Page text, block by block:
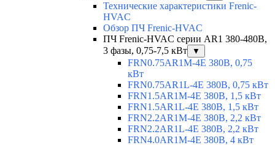
Технические характеристики Frenic-
HVAC
Обзор ПЧ Frenic-HVAC
ПЧ Frenic-HVAC серии AR1 380-480В,
3 фазы, 0,75-7,5 кВт
▼
FRN0.75AR1M-4E 380В, 0,75
кВт
FRN0.75AR1L-4E 380В, 0,75 кВт
FRN1.5AR1M-4E 380В, 1,5 кВт
FRN1.5AR1L-4E 380В, 1,5 кВт
FRN2.2AR1M-4E 380В, 2,2 кВт
FRN2.2AR1L-4E 380В, 2,2 кВт
FRN4.0AR1M-4E 380В, 4 кВт